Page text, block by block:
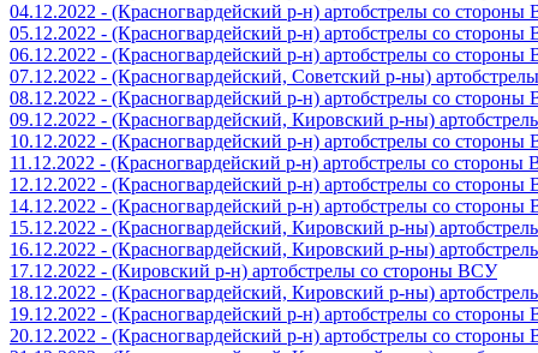
04.12.2022 - (Красногвардейский р-н) артобстрелы со
05.12.2022 - (Красногвардейский р-н) артобстрелы со
06.12.2022 - (Красногвардейский р-н) артобстрелы со
07.12.2022 - (Красногвардейский, Советский р-ны)
08.12.2022 - (Красногвардейский р-н) артобстрелы со
09.12.2022 - (Красногвардейский, Кировский р-ны)
10.12.2022 - (Красногвардейский р-н) артобстрелы со
11.12.2022 - (Красногвардейский р-н) артобстрелы со стороны
12.12.2022 - (Красногвардейский р-н) артобстрелы со
14.12.2022 - (Красногвардейский р-н) артобстрелы со
15.12.2022 - (Красногвардейский, Кировский р-ны)
16.12.2022 - (Красногвардейский, Кировский р-ны)
17.12.2022 - (Кировский р-н) артобстрелы со стороны ВСУ
18.12.2022 - (Красногвардейский, Кировский р-ны)
19.12.2022 - (Красногвардейский р-н) артобстрелы со
20.12.2022 - (Красногвардейский р-н) артобстрелы со